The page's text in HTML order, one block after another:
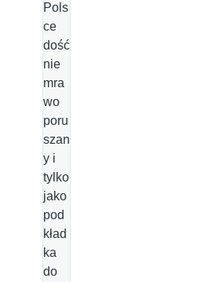
Pols
ce
dość
nie
mra
wo
poru
szan
y i
tylko
jako
pod
kład
ka
do